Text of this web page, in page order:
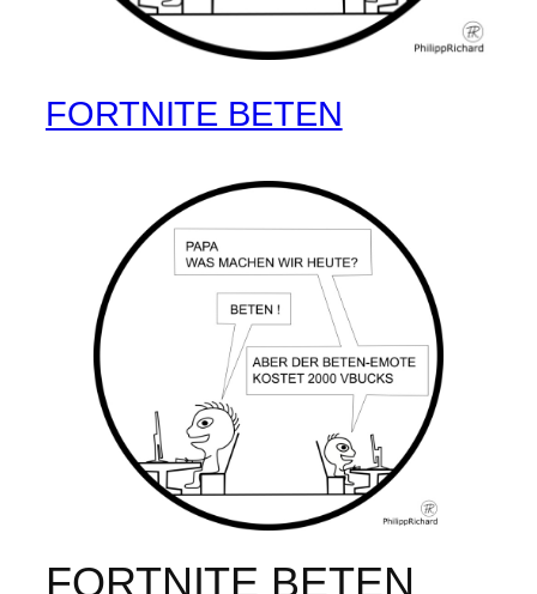
FORTNITE BETEN
FORTNITE BETEN